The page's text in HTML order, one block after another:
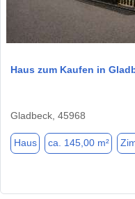
Haus zum Kaufen in
Gladbeck, 45968
Haus ca. 145,00 m²